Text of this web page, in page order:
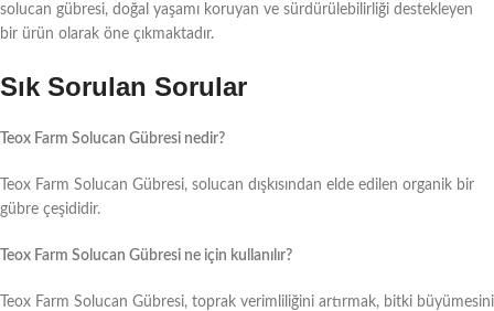
solucan gübresi, doğal yaşamı koruyan ve sürdürülebilirliği destekleyen
bir ürün olarak öne çıkmaktadır.
Sık Sorulan Sorular
Teox Farm Solucan Gübresi nedir?
Teox Farm Solucan Gübresi, solucan dışkısından elde edilen organik bir
gübre çeşididir.
Teox Farm Solucan Gübresi ne için kullanılır?
Teox Farm Solucan Gübresi, toprak verimliliğini artırmak, bitki büyümesini